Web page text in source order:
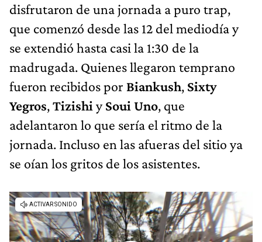
disfrutaron de una jornada a puro trap,
que comenzó desde las 12 del mediodía y
se extendió hasta casi la 1:30 de la
madrugada. Quienes llegaron temprano
fueron recibidos por Biankush, Sixty
Yegros,Tizishi ySoui Uno, que
adelantaron lo que sería el ritmo de la
jornada. Incluso en las afueras del sitio ya
se oían los gritos de los asistentes.